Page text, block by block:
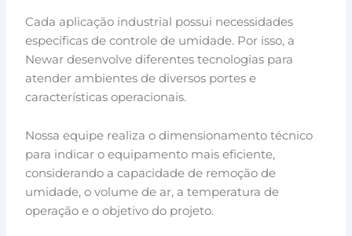
Cada aplicação industrial possui necessidades
específicas de controle de umidade. Por isso, a
Newar desenvolve diferentes tecnologias para
atender ambientes de diversos portes e
características operacionais.
Nossa equipe realiza o dimensionamento técnico
para indicar o equipamento mais eficiente,
considerando a capacidade de remoção de
umidade, o volume de ar, a temperatura de
operação e o objetivo do projeto.